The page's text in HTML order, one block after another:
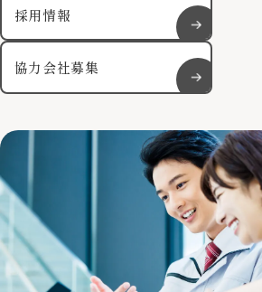
採用情報
協力会社募集